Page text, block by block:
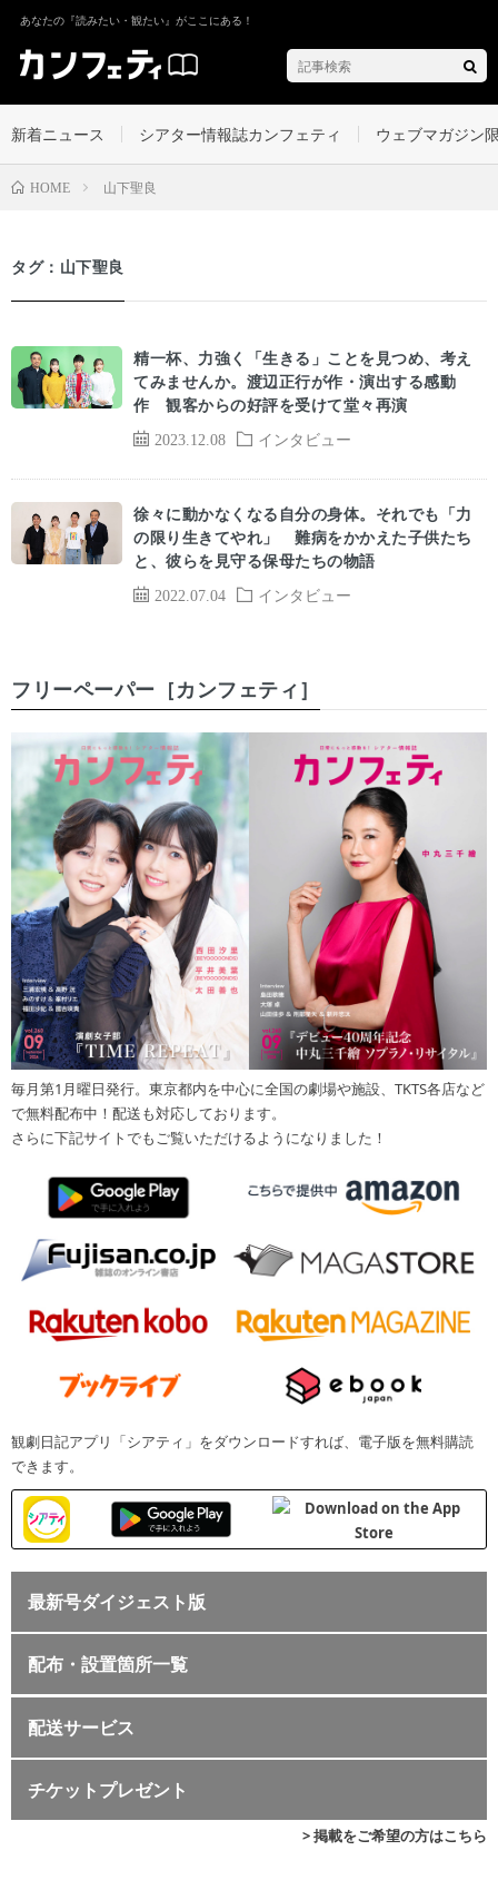
あなたの『読みたい・観たい』がここにある！
新着ニュース シアター情報誌カンフェティ ウェブマガジン
HOME 山下聖良
タグ：山下聖良
2023.12.08 インタビュー
精一杯、力強く「生きる」ことを見つめ、考え
てみませんか。渡辺正行が作・演出する感動
作 観客からの好評を受けて堂々再演
2022.07.04 インタビュー
徐々に動かなくなる自分の身体。それでも「力
の限り生きてやれ」 難病をかかえた子供たち
と、彼らを見守る保母たちの物語
フリーペーパー［カンフェティ］
毎月第1月曜日発行。東京都内を中心に全国の劇場や施設、TKTS各店など
で無料配布中！配送も対応しております。
さらに下記サイトでもご覧いただけるようになりました！
観劇日記アプリ「シアティ」をダウンロードすれば、電子版を無料購読
できます。
最新号ダイジェスト版
配布・設置箇所一覧
配送サービス
チケットプレゼント
> 掲載をご希望の方はこちら